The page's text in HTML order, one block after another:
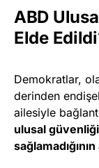
ABD
Elde
Demokratlar,
derinden
ailesiyle
ulusal güvenliği